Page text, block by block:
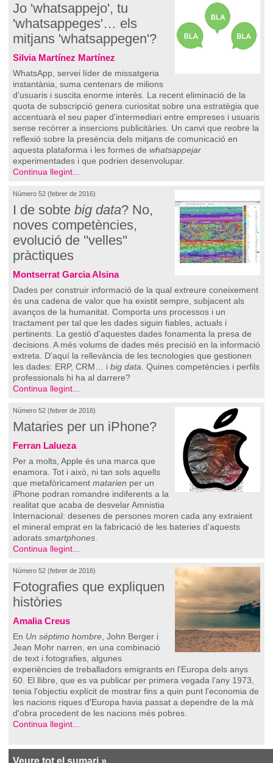
Jo 'whatsappejo', tu
'whatsappeges'… els
mitjans 'whatsappegen'?
Silvia Martínez Martínez
WhatsApp, servei líder de missatgeria
instantània, suma centenars de milions
d'usuaris i suscita enorme interès. La recent eliminació de la
quota de subscripció genera curiositat sobre una estratègia que
accentuarà el seu paper d'intermediari entre empreses i usuaris
sense recórrer a insercions publicitàries. Un canvi que reobre la
reflexió sobre la presència dels mitjans de comunicació en
aquesta plataforma i les formes de whatsappejar
experimentades i que podrien desenvolupar.
Continua llegint...
Número 52 (febrer de 2016)
I de sobte big data? No,
noves competències,
evolució de ''velles''
pràctiques
Montserrat Garcia Alsina
Dades per construir informació de la qual extreure coneixement
és una cadena de valor que ha existit sempre, subjacent als
avanços de la humanitat. Comporta uns processos i un
tractament per tal que les dades siguin fiables, actuals i
pertinents. La gestió d'aquestes dades fonamenta la presa de
decisions. A més volums de dades més precisió en la informació
extreta. D'aquí la rellevància de les tecnologies que gestionen
les dades: ERP, CRM… i big data. Quines competències i perfils
professionals hi ha al darrere?
Continua llegint...
Número 52 (febrer de 2016)
Mataries per un iPhone?
Ferran Lalueza
Per a molts, Apple és una marca que
enamora. Tot i això, ni tan sols aquells
que metafòricament matarien per un
iPhone podran romandre indiferents a la
realitat que acaba de desvelar Amnistia
Internacional: desenes de persones moren cada any extraient
el mineral emprat en la fabricació de les bateries d'aquests
adorats smartphones
Continua llegint...
Número 52 (febrer de 2016)
Fotografies que expliquen
històries
Amalia Creus
En Un séptimo hombre , John Berger i
Jean Mohr narren, en una combinació
de text i fotografies, algunes
experiències de treballadors emigrants en l'Europa dels anys
60. El llibre, que es va publicar per primera vegada l’any 1973,
tenia l'objectiu explícit de mostrar fins a quin punt l'economia de
les nacions riques d'Europa havia passat a dependre de la mà
d'obra procedent de les nacions més pobres.
Continua llegint...
Veure tot el sumari »